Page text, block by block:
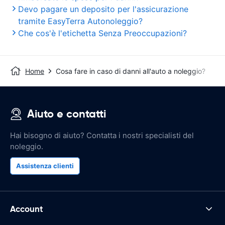
Devo pagare un deposito per l'assicurazione
tramite EasyTerra Autonoleggio?
Che cos'è l'etichetta Senza Preoccupazioni?
Home Cosa fare in caso di danni all'auto a noleggio?
Aiuto e contatti
Hai bisogno di aiuto? Contatta i nostri specialisti del
noleggio.
Assistenza clienti
Account